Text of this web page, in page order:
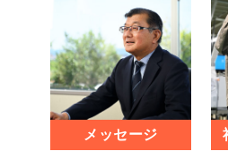
メッセージ